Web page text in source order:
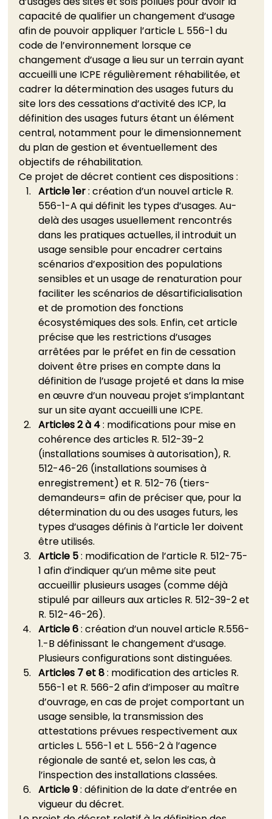
capacité de qualifier un changement d’usage
afin de pouvoir appliquer l’article L. 556-1 du
code de l’environnement lorsque ce
changement d’usage a lieu sur un terrain ayant
accueilli une ICPE régulièrement réhabilitée, et
cadrer la détermination des usages futurs du
site lors des cessations d’activité des ICP, la
définition des usages futurs étant un élément
central, notamment pour le dimensionnement
du plan de gestion et éventuellement des
objectifs de réhabilitation.
Ce projet de décret contient ces dispositions :
Article 1er : création d’un nouvel article R.
556-1-A qui définit les types d’usages. Au-
delà des usages usuellement rencontrés
dans les pratiques actuelles, il introduit un
usage sensible pour encadrer certains
scénarios d’exposition des populations
sensibles et un usage de renaturation pour
faciliter les scénarios de désartificialisation
et de promotion des fonctions
écosystémiques des sols. Enfin, cet article
précise que les restrictions d’usages
arrêtées par le préfet en fin de cessation
doivent être prises en compte dans la
définition de l’usage projeté et dans la mise
en œuvre d’un nouveau projet s’implantant
sur un site ayant accueilli une ICPE.
Articles 2 à 4 : modifications pour mise en
cohérence des articles R. 512-39-2
(installations soumises à autorisation), R.
512-46-26 (installations soumises à
enregistrement) et R. 512-76 (tiers-
demandeurs= afin de préciser que, pour la
détermination du ou des usages futurs, les
types d’usages définis à l’article 1er doivent
être utilisés.
Article 5 : modification de l’article R. 512-75-
1 afin d’indiquer qu’un même site peut
accueillir plusieurs usages (comme déjà
stipulé par ailleurs aux articles R. 512-39-2 et
R. 512-46-26).
Article 6 : création d’un nouvel article R.556-
1.-B définissant le changement d’usage.
Plusieurs configurations sont distinguées.
Articles 7 et 8 : modification des articles R.
556-1 et R. 566-2 afin d’imposer au maître
d’ouvrage, en cas de projet comportant un
usage sensible, la transmission des
attestations prévues respectivement aux
articles L. 556-1 et L. 556-2 à l’agence
régionale de santé et, selon les cas, à
l’inspection des installations classées.
Article 9 : définition de la date d’entrée en
vigueur du décret.